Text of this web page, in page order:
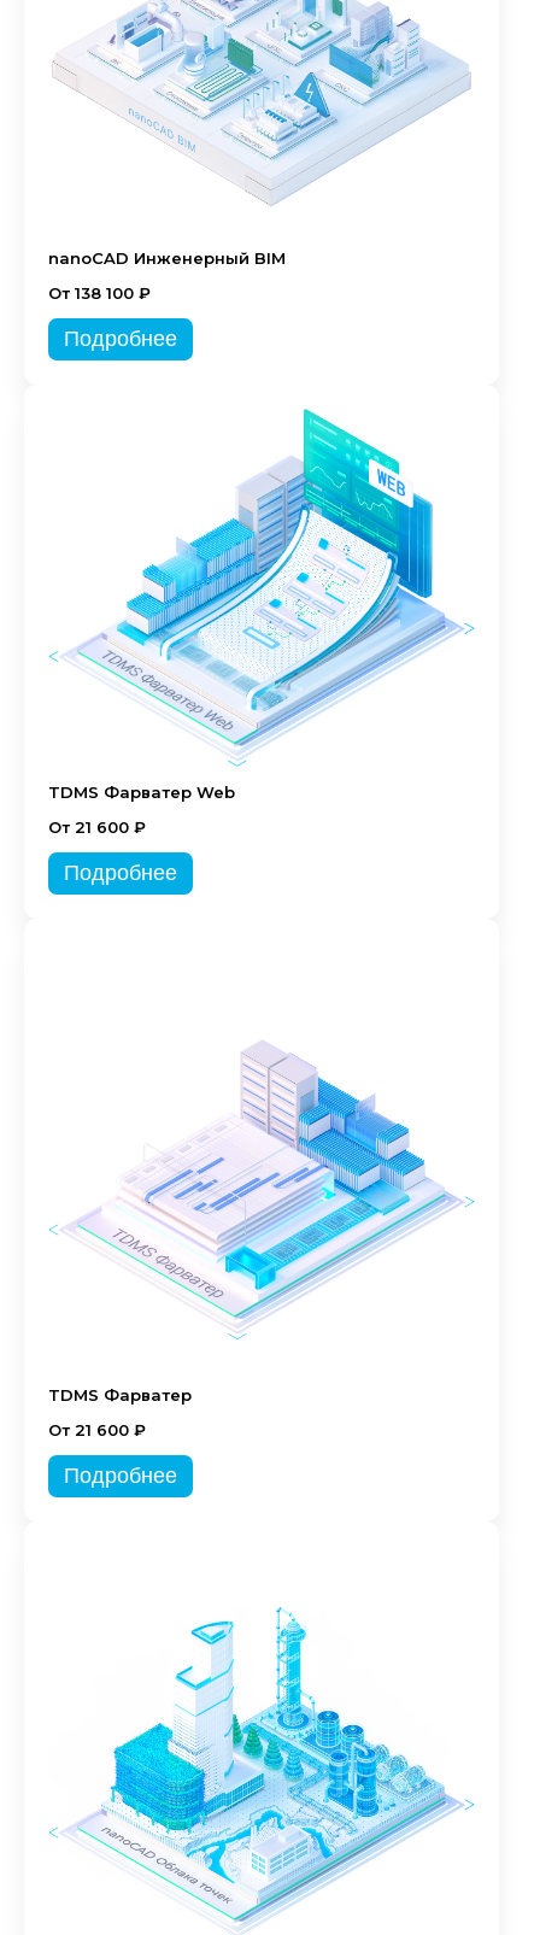
nanoCAD Инженерный BIM
От 138 100 ₽
Подробнее
TDMS Фарватер Web
От 21 600 ₽
Подробнее
TDMS Фарватер
От 21 600 ₽
Подробнее